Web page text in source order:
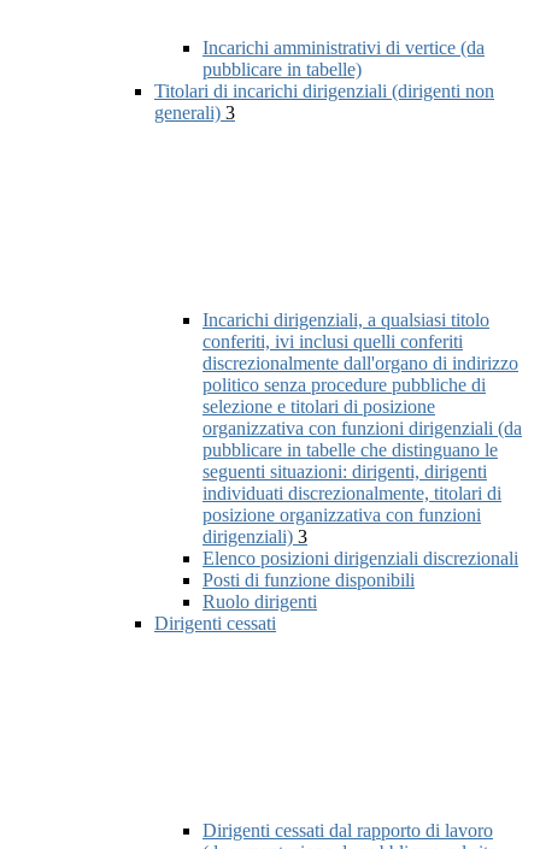
Incarichi amministrativi di vertice (da
pubblicare in tabelle)
Titolari di incarichi dirigenziali (dirigenti non
generali) 3
Incarichi dirigenziali, a qualsiasi titolo
conferiti, ivi inclusi quelli conferiti
discrezionalmente dall'organo di indirizzo
politico senza procedure pubbliche di
selezione e titolari di posizione
organizzativa con funzioni dirigenziali (da
pubblicare in tabelle che distinguano le
seguenti situazioni: dirigenti, dirigenti
individuati discrezionalmente, titolari di
posizione organizzativa con funzioni
dirigenziali) 3
Elenco posizioni dirigenziali discrezionali
Posti di funzione disponibili
Ruolo dirigenti
Dirigenti cessati
Dirigenti cessati dal rapporto di lavoro